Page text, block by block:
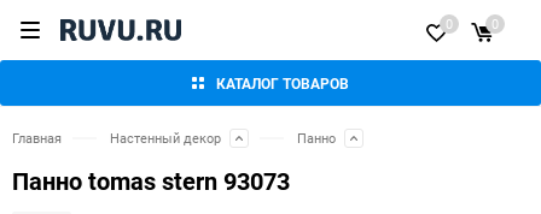
КАТАЛОГ ТОВАРОВ
0 0
Главная Настенный декор Панно
Панно tomas stern 93073